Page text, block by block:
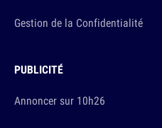
Gestion de la Confidentialité
PUBLICITÉ
Annoncer sur 10h26